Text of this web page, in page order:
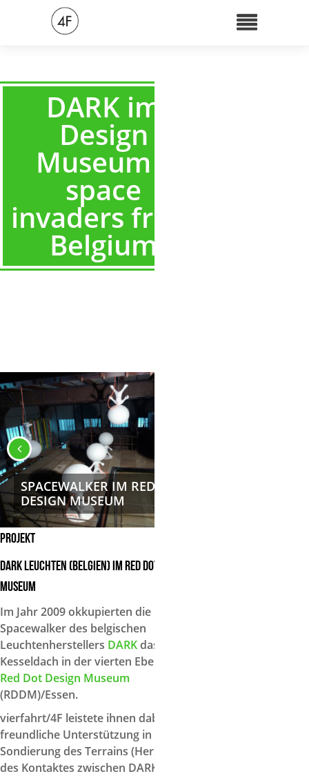
DARK im
Design
Museum –
space
invaders from
Belgium
SPACEWALKER IM RED DOT
DESIGN MUSEUM
Projekt
DARK Leuchten (Belgien) im Red Dot Design
Museum
Im Jahr 2009 okkupierten die
Spacewalker des belgischen
Leuchtenherstellers DARKdas
Kesseldach in der vierten Ebene des
Red Dot Design Museum
(RDDM)/Essen.
vierfahrt/4F leistete ihnen dabei
freundliche Unterstützung in Form der
Sondierung des Terrains (Herstellung
des Kontaktes zwischen DARK und